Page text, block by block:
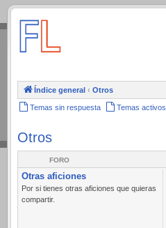
.
Índice general ‹ Otros
Temas sin respuesta Temas activos
Otros
FORO
Otras aficiones
Por si tienes otras aficiones que quieras
compartir.